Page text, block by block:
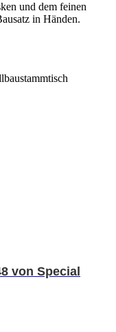
und dem feinen
in Händen.
von Special